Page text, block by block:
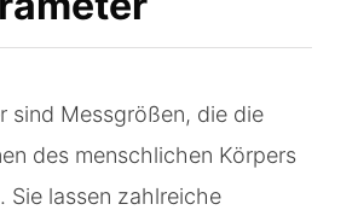
sind Messgrößen, die die
des menschlichen Körpers
Sie lassen zahlreiche